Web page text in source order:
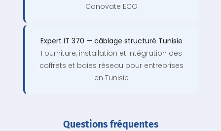
Canovate ECO
Expert IT 370 — câblage structuré Tunisie
Fourniture, installation et intégration des
coffrets et baies réseau pour entreprises
en Tunisie
Questions fréquentes